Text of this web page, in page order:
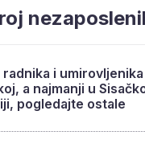
radnika i
a najmanji u
pogledajte ostale